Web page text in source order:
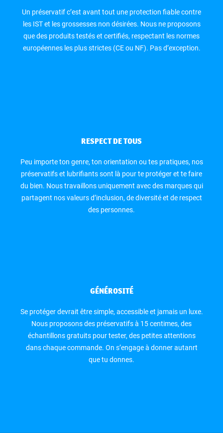
Un préservatif c’est avant tout une protection fiable contre
les IST et les grossesses non désirées. Nous ne proposons
que des produits testés et certifiés, respectant les normes
européennes les plus strictes (CE ou NF). Pas d’exception.
RESPECT DE TOUS
Peu importe ton genre, ton orientation ou tes pratiques, nos
préservatifs et lubrifiants sont là pour te protéger et te faire
du bien. Nous travaillons uniquement avec des marques qui
partagent nos valeurs d’inclusion, de diversité et de respect
des personnes.
GÉNÉROSITÉ
Se protéger devrait être simple, accessible et jamais un luxe.
Nous proposons des préservatifs à 15 centimes, des
échantillons gratuits pour tester, des petites attentions
dans chaque commande. On s’engage à donner autanrt
que tu donnes.